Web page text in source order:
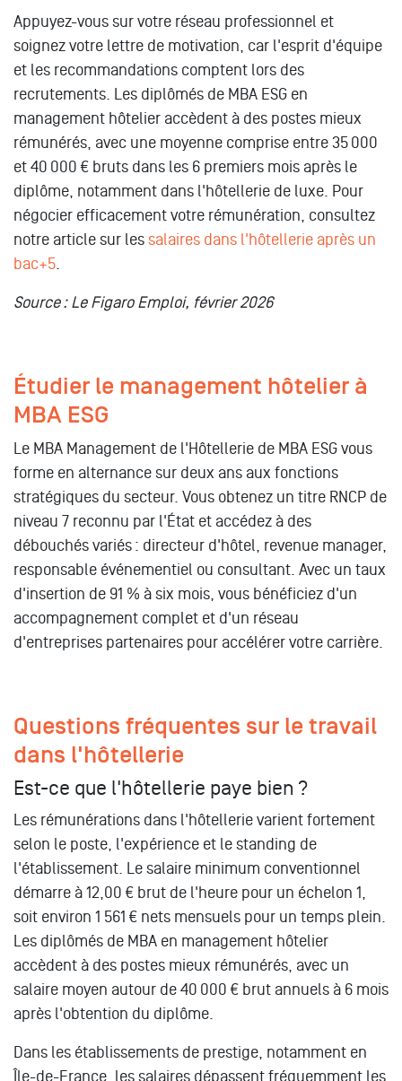
Appuyez-vous sur votre réseau professionnel et
soignez votre lettre de motivation, car l'esprit d'équipe
et les recommandations comptent lors des
recrutements. Les diplômés de MBA ESG en
management hôtelier accèdent à des postes mieux
rémunérés, avec une moyenne comprise entre 35 000
et 40 000 € bruts dans les 6 premiers mois après le
diplôme, notamment dans l'hôtellerie de luxe. Pour
négocier efficacement votre rémunération, consultez
notre article sur les salaires dans l'hôtellerie après un
bac+5
Source : Le Figaro Emploi, février 2026
Étudier le management hôtelier à
MBA ESG
Le MBA Management de l'Hôtellerie de MBA ESG vous
forme en alternance sur deux ans aux fonctions
stratégiques du secteur. Vous obtenez un titre RNCP de
niveau 7 reconnu par l'État et accédez à des
débouchés variés : directeur d'hôtel, revenue manager,
responsable événementiel ou consultant. Avec un taux
d'insertion de 91 % à six mois, vous bénéficiez d'un
accompagnement complet et d'un réseau
d'entreprises partenaires pour accélérer votre carrière.
Questions fréquentes sur le travail
dans l'hôtellerie
Est-ce que l'hôtellerie paye bien ?
Les rémunérations dans l'hôtellerie varient fortement
selon le poste, l'expérience et le standing de
l'établissement. Le salaire minimum conventionnel
démarre à 12,00 € brut de l'heure pour un échelon 1,
soit environ 1 561 € nets mensuels pour un temps plein.
Les diplômés de MBA en management hôtelier
accèdent à des postes mieux rémunérés, avec un
salaire moyen autour de 40 000 € brut annuels à 6 mois
après l'obtention du diplôme.
Dans les établissements de prestige, notamment en
Île-de-France, les salaires dépassent fréquemment les